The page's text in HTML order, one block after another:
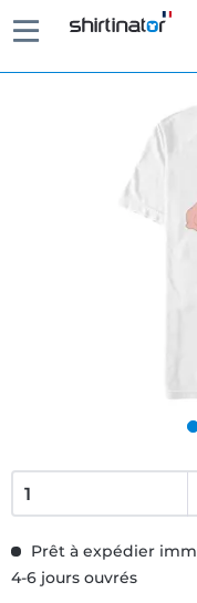
Prêt à expédier
4-6 jours ouvrés